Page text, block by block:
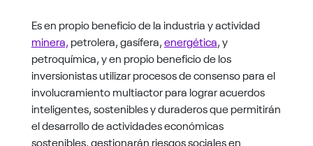
Es en propio beneficio de la industria y actividad
minera, petrolera, gasífera,energética, y
petroquímica, y en propio beneficio de los
inversionistas utilizar procesos de consenso para el
involucramiento multiactor para lograr acuerdos
inteligentes, sostenibles y duraderos que permitirán
el desarrollo de actividades económicas
sostenibles, gestionarán riesgos sociales en